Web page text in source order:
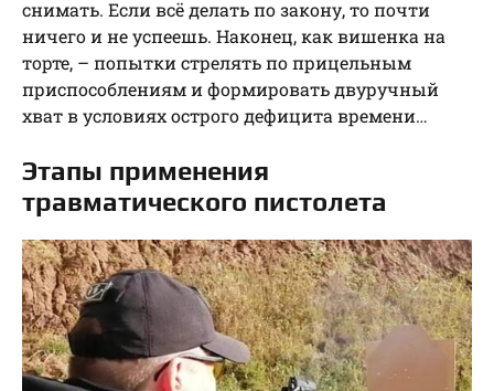
снимать. Если всё делать по закону, то почти
ничего и не успеешь. Наконец, как вишенка на
торте, – попытки стрелять по прицельным
приспособлениям и формировать двуручный
хват в условиях острого дефицита времени…
Этапы применения
травматического пистолета